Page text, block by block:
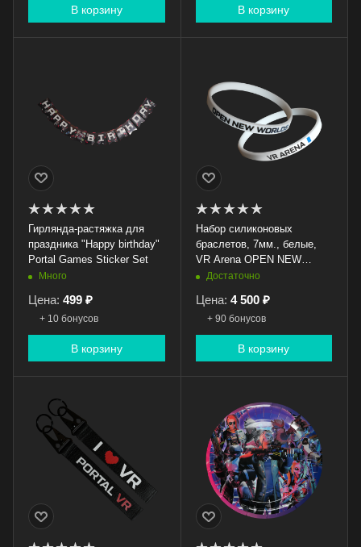
В корзину В корзину
Гирлянда-растяжка для
праздника "Happy birthday"
Portal Games Sticker Set
Много
Цена: 499 ₽
+ 10 бонусов
В корзину
Набор силиконовых
браслетов, 7мм., белые,
VR Arena OPEN NEW
WORLDS, 50шт.
Достаточно
Цена: 4 500 ₽
+ 90 бонусов
В корзину